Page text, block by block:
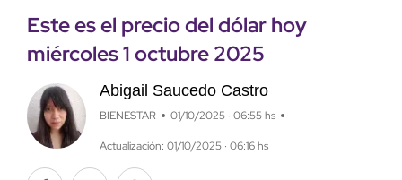
Este es el precio del dólar hoy
miércoles 1 octubre 2025
Abigail Saucedo Castro
BIENESTAR 01/10/2025 · 06:55 hs
Actualización: 01/10/2025 · 06:16 hs